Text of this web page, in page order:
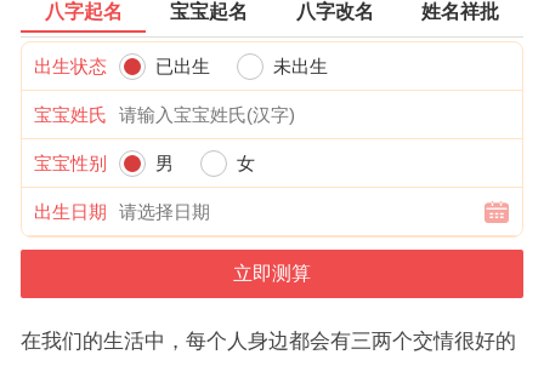
八字起名 宝宝起名 八字改名 姓名祥批
出生状态 已出生 未出生
宝宝姓氏
宝宝性别 男 女
出生日期
在我们的生活中，每个人身边都会有三两个交情很好的